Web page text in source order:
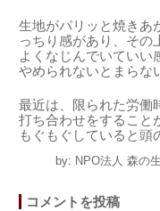
生地がパリッと焼きあ
っちり感があり、その
よくなじんでいていい
やめられないとまら
最近は、限られた労働
打ち合わせをすること
もぐもぐしていると頭
by: NPO法人 森の
コメントを投稿